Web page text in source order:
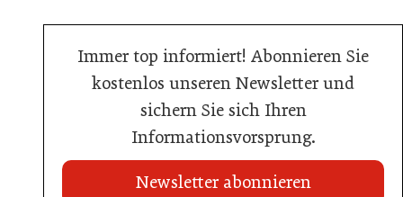
Immer top informiert! Abonnieren Sie
kostenlos unseren Newsletter und
sichern Sie sich Ihren
Informationsvorsprung.
Newsletter abonnieren